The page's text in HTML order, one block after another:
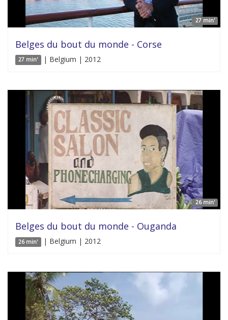
27 min'
Belges du bout du monde - Corse
27 min' | Belgium | 2012
26 min'
Belges du bout du monde - Ouganda
26 min' | Belgium | 2012